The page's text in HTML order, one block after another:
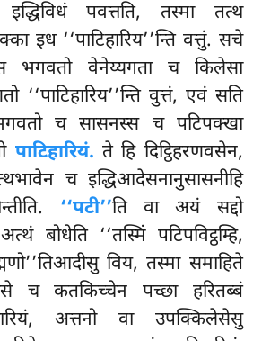
पवत्तति, तस्मा तत्थ
इध ‘‘पाटिहारिय’’न्ति वत्तुं. सचे
भगवतो वेनेय्यगता च किलेसा
वुत्तं, एवं सति
च सासनस्स च पटिपक्खा
पाटिहारियं. ते हि दिट्ठिहरणवसेन,
च इद्धिआदेसनानुसासनीहि
‘‘पटी’’ति वा अयं सद्दो
बोधेति ‘‘तस्मिं पटिपविट्ठम्हि,
विय, तस्मा समाहिते
च कतकिच्चेन पच्छा हरितब्बं
अत्तनो वा उपक्किलेसेसु